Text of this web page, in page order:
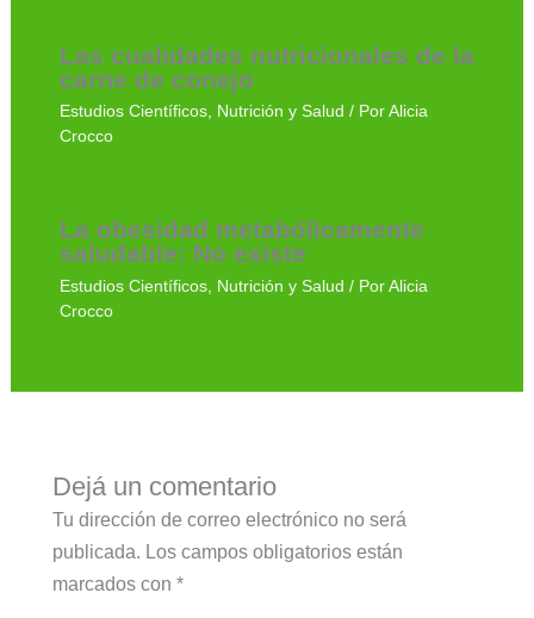
Las cualidades nutricionales de la
carne de conejo
Estudios Científicos, Nutrición y Salud / Por Alicia
Crocco
La obesidad metabólicamente
saludable: No existe
Estudios Científicos, Nutrición y Salud / Por Alicia
Crocco
Dejá un comentario
Tu dirección de correo electrónico no será
publicada. Los campos obligatorios están
marcados con *